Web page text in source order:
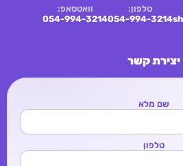
טלפון:
054-994-3214
וואטסאפ:
054-994-3214
יצירת קשר
שם מלא
טלפון